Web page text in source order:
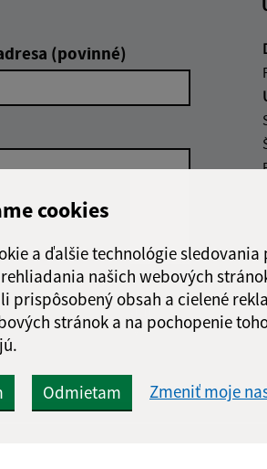
cookies
a ďalšie technológie sledovania
našich webových
prispôsobený obsah a cielené
stránok a na pochopenie
Odmietam Zmeniť moje
(povinné)
Google reCaptcha Response
Odoslať
správu